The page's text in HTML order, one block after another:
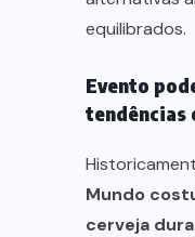
equilibrados.
Evento
Mundo
cerveja